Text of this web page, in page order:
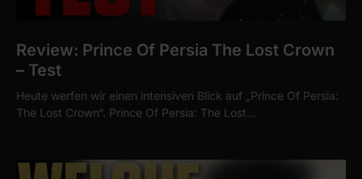
Review: Prince Of Persia The Lost Crown
– Test
Heute werfen wir einen intensiven Blick auf „Prince Of Persia:
The Lost Crown“. Prince Of Persia: The Lost…